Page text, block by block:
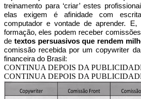
treinamento para ‘criar’ estes
elas exigem é afinidade com
computador e vontade de aprender.
formação, eles podem receber comissões
de textos persuasivos que rendem
comissão recebida por um copywriter
financeira do Brasil:
CONTINUA DEPOIS DA
CONTINUA DEPOIS DA